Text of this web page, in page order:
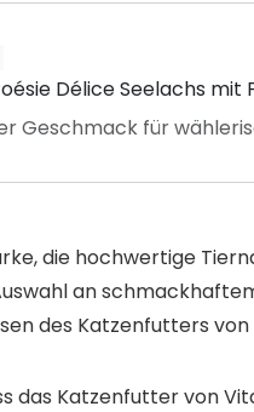
Délice Seelachs mit
Geschmack für
die hochwertige
an
des Katzenfutters
das Katzenfutter von